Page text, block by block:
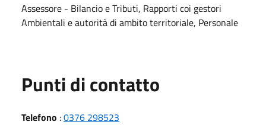
Assessore - Bilancio e Tributi, Rapporti coi gestori
Ambientali e autorità di ambito territoriale, Personale
Punti di contatto
Telefono :0376 298523